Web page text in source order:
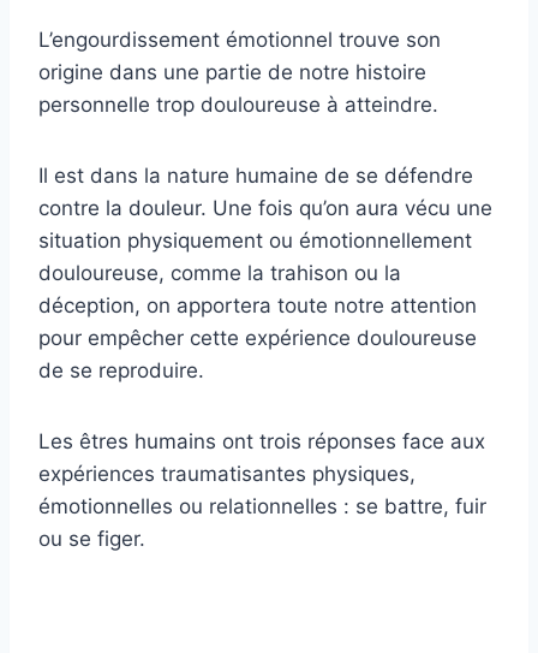
L’engourdissement émotionnel trouve son
origine dans une partie de notre histoire
personnelle trop douloureuse à atteindre.
Il est dans la nature humaine de se défendre
contre la douleur. Une fois qu’on aura vécu une
situation physiquement ou émotionnellement
douloureuse, comme la trahison ou la
déception, on apportera toute notre attention
pour empêcher cette expérience douloureuse
de se reproduire.
Les êtres humains ont trois réponses face aux
expériences traumatisantes physiques,
émotionnelles ou relationnelles : se battre, fuir
ou se figer.